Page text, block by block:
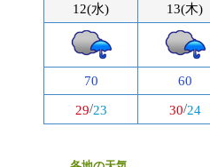
12(水) 13(木)
70 60
29/23 30/24